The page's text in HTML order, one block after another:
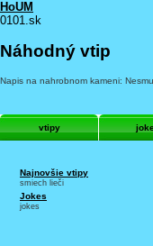
HoUM
0101.sk
Náhodný vtip
Napis na nahrobnom kameni:
vtipy
Najnovšie vtipy
smiech lieči
Jokes
jokes